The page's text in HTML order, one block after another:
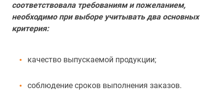
соответствовала требованиям и пожеланием,
необходимо при выборе учитывать два основных
критерия:
качество выпускаемой продукции;
соблюдение сроков выполнения заказов.